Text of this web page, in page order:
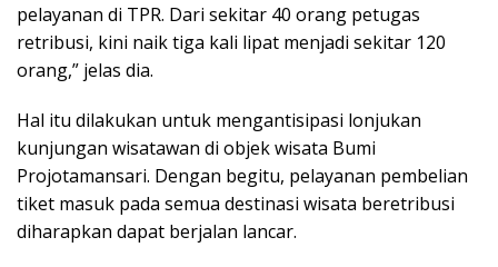
pelayanan di TPR. Dari sekitar 40 orang petugas
retribusi, kini naik tiga kali lipat menjadi sekitar 120
orang,” jelas dia.
Hal itu dilakukan untuk mengantisipasi lonjukan
kunjungan wisatawan di objek wisata Bumi
Projotamansari. Dengan begitu, pelayanan pembelian
tiket masuk pada semua destinasi wisata beretribusi
diharapkan dapat berjalan lancar.